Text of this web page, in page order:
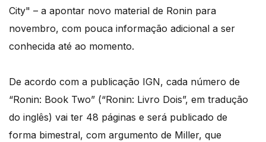
City" – a apontar novo material de Ronin para
novembro, com pouca informação adicional a ser
conhecida até ao momento.
De acordo com a publicação IGN, cada número de
“Ronin: Book Two” (“Ronin: Livro Dois”, em tradução
do inglês) vai ter 48 páginas e será publicado de
forma bimestral, com argumento de Miller, que